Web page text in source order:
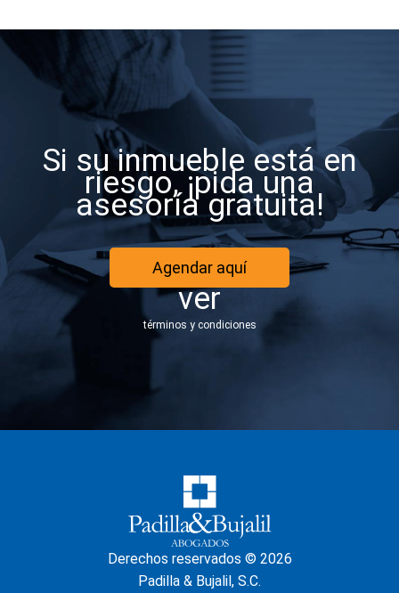
Si su inmueble está en
riesgo, ¡pida una
asesoría gratuita!
Agendar aquí
ver
términos y condiciones
Derechos reservados © 2026
Padilla & Bujalil, S.C.